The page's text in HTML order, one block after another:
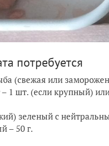
потребуется
(свежая или
1 шт. (если крупный)
зеленый с
– 50 г.